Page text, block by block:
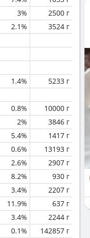
3%
2500 г
2.1%
3524 г
1.4%
5233 г
0.8%
10000 г
2%
3846 г
5.4%
1417 г
0.6%
13193 г
2.6%
2907 г
8.2%
930 г
3.4%
2207 г
11.9%
637 г
3.4%
2244 г
0.1%
142857 г